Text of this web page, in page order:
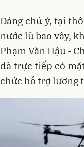
Đáng chú ý, tại
nước lũ bao vây,
Phạm Văn Hậu -
đã trực tiếp có
chức hỗ trợ lương